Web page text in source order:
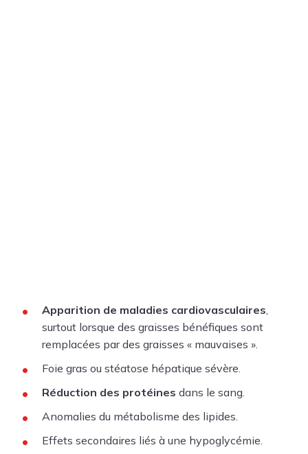
Apparition de maladies cardiovasculaires
surtout lorsque des graisses bénéfiques sont
remplacées par des graisses « mauvaises ».
Foie gras ou stéatose hépatique sévère.
Réduction des protéines dans le sang.
Anomalies du métabolisme des lipides.
Effets secondaires liés à une hypoglycémie.